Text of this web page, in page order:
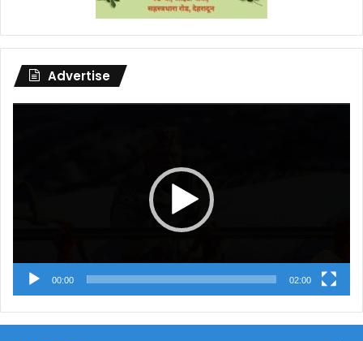
Advertise
00:00 02:00